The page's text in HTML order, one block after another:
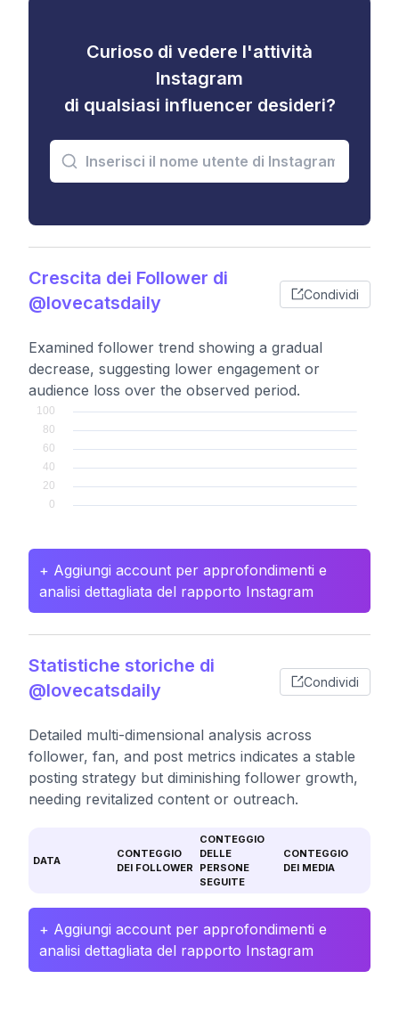
Curioso di vedere l'attività
Instagram
di qualsiasi influencer desideri?
Crescita dei Follower di
@lovecatsdaily
Condividi
Examined follower trend showing a gradual
decrease, suggesting lower engagement or
audience loss over the observed period.
+ Aggiungi account per approfondimenti e
analisi dettagliata del rapporto Instagram
Statistiche storiche di
@lovecatsdaily
Condividi
Detailed multi-dimensional analysis across
follower, fan, and post metrics indicates a stable
posting strategy but diminishing follower growth,
needing revitalized content or outreach.
DATA
CONTEGGIO
DEI FOLLOWER
CONTEGGIO
DELLE
PERSONE
SEGUITE
CONTEGGIO
DEI MEDIA
+ Aggiungi account per approfondimenti e
analisi dettagliata del rapporto Instagram